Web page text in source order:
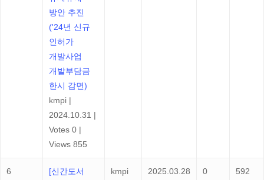
방안 추진
('24년 신규
인허가
개발사업
개발부담금
한시 감면)
kmpi |
2024.10.31 |
Votes 0 |
Views 855
6
[신간도서
kmpi 2025.03.28 0 592